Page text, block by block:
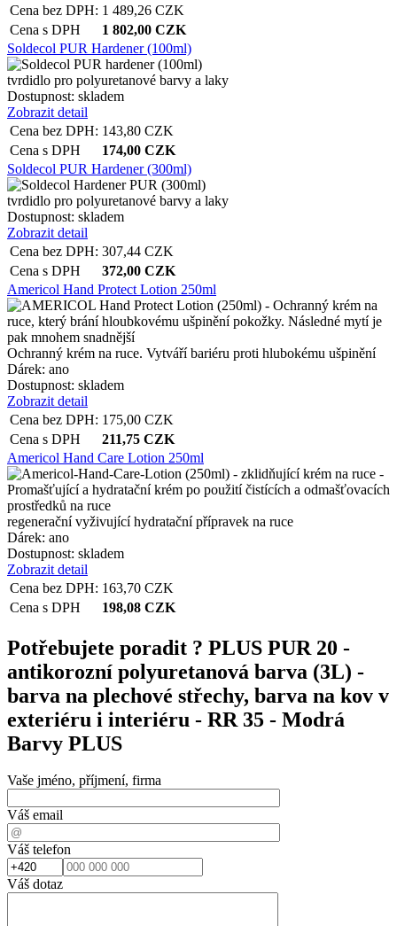
Cena bez DPH: 1 489,26 CZK
Cena s DPH
1 802,00 CZK
Soldecol PUR Hardener (100ml)
tvrdidlo pro polyuretanové barvy a laky
Dostupnost: skladem
Zobrazit detail
Cena bez DPH: 143,80 CZK
Cena s DPH
174,00 CZK
Soldecol PUR Hardener (300ml)
tvrdidlo pro polyuretanové barvy a laky
Dostupnost: skladem
Zobrazit detail
Cena bez DPH: 307,44 CZK
Cena s DPH
372,00 CZK
Americol Hand Protect Lotion 250ml
Ochranný krém na ruce. Vytváří bariéru proti hlubokému ušpinění
Dárek: ano
Dostupnost: skladem
Zobrazit detail
Cena bez DPH: 175,00 CZK
Cena s DPH
211,75 CZK
Americol Hand Care Lotion 250ml
regenerační vyživující hydratační přípravek na ruce
Dárek: ano
Dostupnost: skladem
Zobrazit detail
Cena bez DPH: 163,70 CZK
Cena s DPH
198,08 CZK
Potřebujete poradit ? PLUS PUR 20 -
antikorozní polyuretanová barva (3L) -
barva na plechové střechy, barva na kov v
exteriéru i interiéru - RR 35 - Modrá
Barvy PLUS
Vaše jméno, příjmení, firma
Váš email
Váš telefon
Váš dotaz